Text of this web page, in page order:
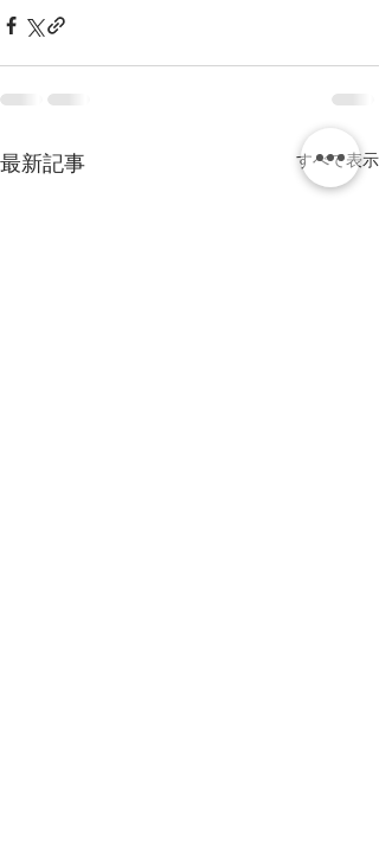
最新記事 すべて表示